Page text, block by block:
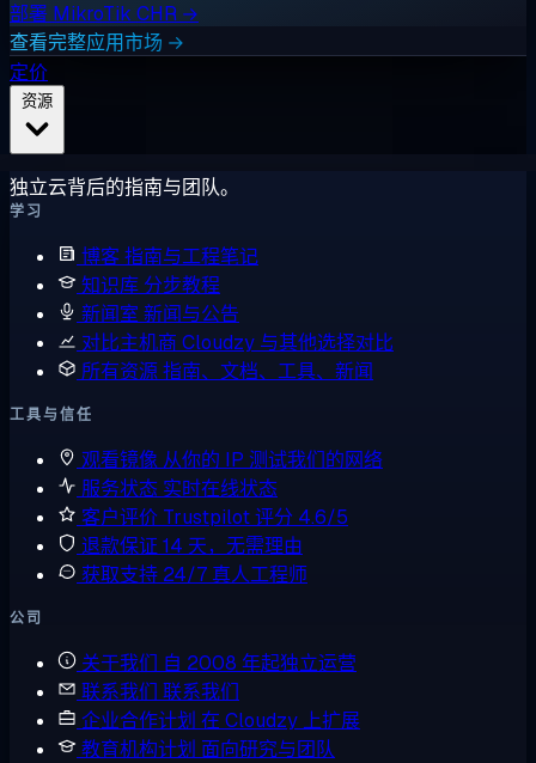
部署 MikroTik CHR →
查看完整应用市场 →
定价
独立云背后的指南与团队。
学习
博客指南与工程笔记
知识库 分步教程
新闻室 新闻与公告
对比主机商 Cloudzy 与其他选择对比
所有资源指南、文档、工具、新闻
工具与信任
观看镜像 从你的 IP 测试我们的网络
服务状态 实时在线状态
客户评价 Trustpilot 评分 4.6/5
退款保证 14 天，无需理由
获取支持 24/7 真人工程师
公司
关于我们 自 2008 年起独立运营
联系我们 联系我们
企业合作计划 在 Cloudzy 上扩展
教育机构计划 面向研究与团队